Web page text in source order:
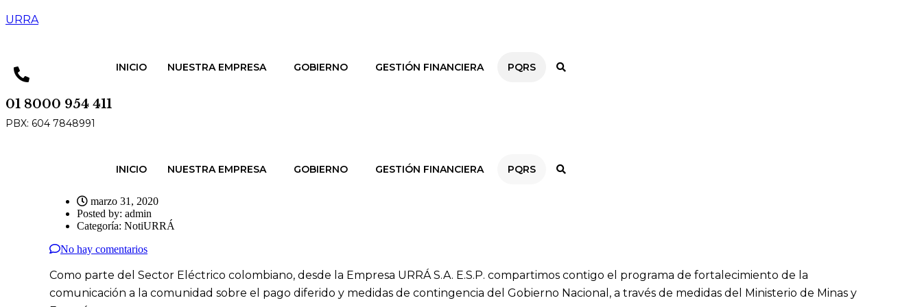
URRA
INICIO NUESTRA EMPRESA GOBIERNO GESTIÓN FINANCIERA PQRS
01 8000 954 411
PBX: 604 7848991
INICIO NUESTRA EMPRESA GOBIERNO GESTIÓN FINANCIERA PQRS
marzo 31, 2020
Posted by: admin
Categoría: NotiURRÁ
No hay comentarios
Como parte del Sector Eléctrico colombiano, desde la Empresa URRÁ S.A. E.S.P. compartimos contigo el programa de fortalecimiento de la
comunicación a la comunidad sobre el pago diferido y medidas de contingencia del Gobierno Nacional, a través de medidas del Ministerio de Minas y